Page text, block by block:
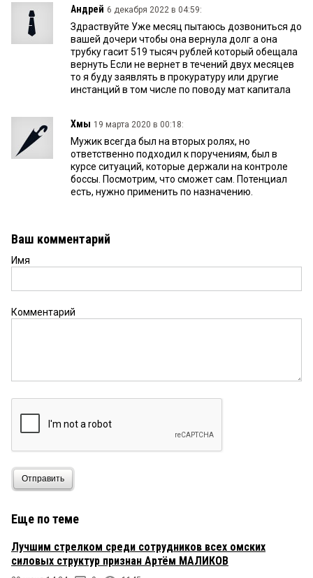
Андрей 6 декабря 2022 в 04:59:
Здраствуйте Уже месяц пытаюсь дозвониться до
вашей дочери чтобы она вернула долг а она
трубку гасит 519 тысяч рублей который обещала
вернуть Если не вернет в течений двух месяцев
то я буду заявлять в прокуратуру или другие
инстанций в том числе по поводу мат капитала
Хмы 19 марта 2020 в 00:18:
Мужик всегда был на вторых ролях, но
ответственно подходил к поручениям, был в
курсе ситуаций, которые держали на контроле
боссы. Посмотрим, что сможет сам. Потенциал
есть, нужно применить по назначению.
Ваш комментарий
Имя
Комментарий
Отправить
Еще по теме
Лучшим стрелком среди сотрудников всех омских
силовых структур признан Артём МАЛИКОВ